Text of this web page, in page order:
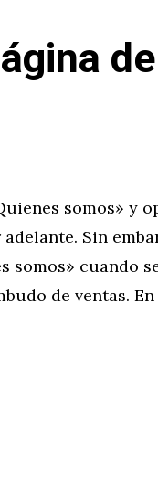
somos» y
Sin
somos» cuando
de ventas.